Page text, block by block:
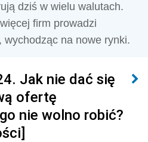
dziś w wielu walutach.
firm prowadzi
na nowe rynki.
Jak nie dać się
ofertę
nie wolno robić?